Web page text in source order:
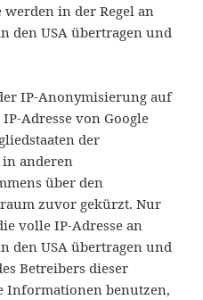
in der Regel an
den USA übertragen und
IP-Anonymisierung auf
Adresse von Google
der
anderen
über den
zuvor gekürzt. Nur
volle IP-Adresse an
den USA übertragen und
Betreibers dieser
Informationen benutzen,